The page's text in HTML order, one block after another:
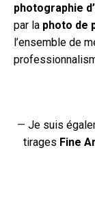
photographie
par la photo de
l’ensemble de
— Je suis
tirages Fine